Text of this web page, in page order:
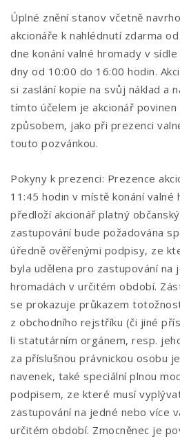
Úplné znění stanov včetně
akcionáře k nahlédnutí zdarma
dne konání valné hromady v
dny od 10:00 do 16:00 hodin.
si zaslání kopie na svůj náklad a
tímto účelem je akcionář
způsobem, jako při prezenci
touto pozvánkou.
Pokyny k prezenci: Prezence
11:45 hodin v místě konání valné
předloží akcionář platný
zastupování bude požadována
úředně ověřenými podpisy, ze
byla udělena pro zastupování na
hromadách v určitém období.
se prokazuje průkazem
z obchodního rejstříku (či jiné
li statutárním orgánem, resp.
za příslušnou právnickou osobu
navenek, také speciální plnou
podpisem, ze které musí
zastupování na jedné nebo více
určitém období. Zmocněnec je